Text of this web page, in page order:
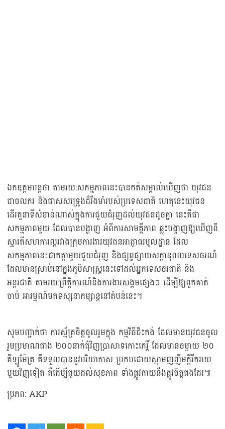
ឯកឧត្តមបន្តថា តាមរយ:សកម្មភាពនេះបានកត់សម្គាល់ឃើញថា យុវជន
ជាចលករ និងជាសសរទ្រូងដ៏រឹងមាំរបស់ប្រទេសជាតិ ហេតុនេះយុវជន
ដើរតួនាទីសំខាន់ណាស់ក្នុងការជួយជំរុញដល់យុវជនដូចគ្នា នេះគឺជា
សកម្មភាពមួយ ដែលបានបង្ហាញ អំពីការសាមគ្គីភាព ឆ្លុះបង្ហាញឱ្យឃើញពី
ស្មារតីសហការល្អរវាងក្រុមការងារយុវជនអាជ្ញាធរមូលដ្ឋាន ដែល
សកម្មភាពនេះជាកត្តាមួយជួយជំរុញ និងផ្សព្វផ្សាយសក្តានុពលទេសចរណ៍
ដែលមានស្រាប់នៅក្នុងភូមិសាស្ត្រនេះទៅដល់អ្នកទេសចរជាតិ និង
អន្តរជាតិ តាមរយ:ព្រឹត្តិការណ៍និងការងារសង្គមផ្សេងៗ ដើម្បីឱ្យពួកគាត់
ចាប់ អារម្មណ៍មកទស្សនាកម្សាន្តនៅតំបន់នេះ។
សូមបញ្ជាក់ថា ការស្ម័គ្រចិត្ដចូលរួមក្នុង កម្មវិធីជិះកង់ ដែលមានយុវជនចូល
រួមប្រមាណជាង ២០០នាក់ជុំវិញប្រាសាទកោះកេរ្តិ៍ ដែលមានចម្ងាយ ២០
គីឡូម៉ែត្រ គឺទទួលបាននូវបរិយាកាស ប្រកបដោយស្នាមញញឹមក្តីរីករាយ
មួយវិញទៀត គឺដើម្បីជួយដល់សុខភាព ទាំងផ្លូវកាយនឹងផ្លូវចិត្តផងដែរ៕
ប្រភព: AKP